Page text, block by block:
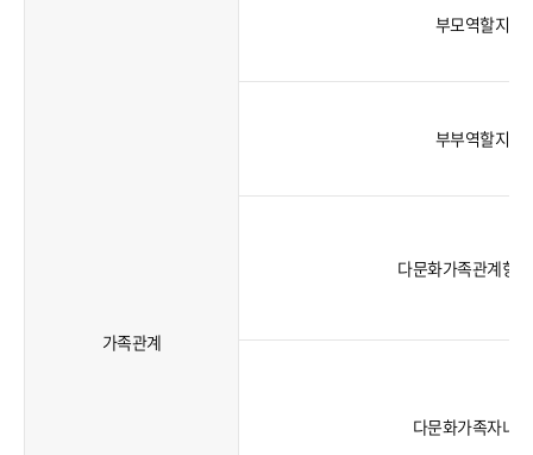
가족관계
부모역할지원
부부역할지원
다문화가족관계향
다문화가족자녀